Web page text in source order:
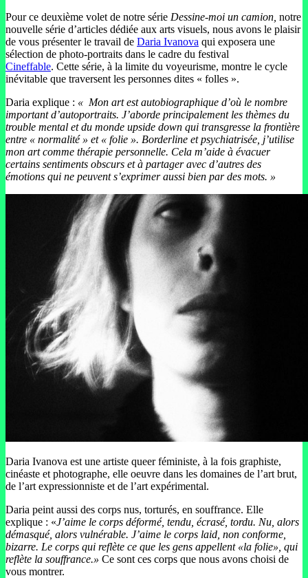
Pour ce deuxième volet de notre série Dessine-moi un camion, notre
nouvelle série d’articles dédiée aux arts visuels, nous avons le plaisir
de vous présenter le travail de Daria Ivanova qui exposera une
sélection de photo-portraits dans le cadre du festival
Cineffable. Cette série, à la limite du voyeurisme, montre le cycle
inévitable que traversent les personnes dites « folles ».
Daria explique : « Mon art est autobiographique d’où le nombre
important d’autoportraits. J’aborde principalement les thèmes du
trouble mental et du monde upside down qui transgresse la frontière
entre « normalité » et « folie ». Borderline et psychiatrisée, j’utilise
mon art comme thérapie personnelle. Cela m’aide à évacuer
certains sentiments obscurs et à partager avec d’autres des
émotions qui ne peuvent s’exprimer aussi bien par des mots. »
Daria Ivanova est une artiste queer féministe, à la fois graphiste,
cinéaste et photographe, elle oeuvre dans les domaines de l’art brut,
de l’art expressionniste et de l’art expérimental.
Daria peint aussi des corps nus, torturés, en souffrance. Elle
explique : «J’aime le corps déformé, tendu, écrasé, tordu. Nu, alors
démasqué, alors vulnérable. J’aime le corps laid, non conforme,
bizarre. Le corps qui reflète ce que les gens appellent «la folie», qui
reflète la souffrance.» Ce sont ces corps que nous avons choisi de
vous montrer.